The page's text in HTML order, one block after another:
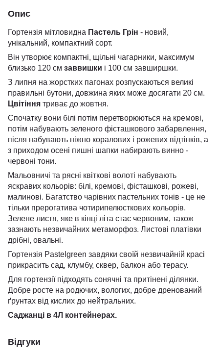
Опис
Гортензія мітловидна Пастель Грін - новий,
унікальний, компактний сорт.
Він утворює компактні, щільні чагарники, максимум
близько 120 см заввишки і 100 см завширшки.
З липня на жорстких пагонах розпускаються великі
правильні бутони, довжина яких може досягати 20 см.
Цвітіння триває до жовтня.
Спочатку вони білі потім перетворюються на кремові,
потім набувають зеленого фісташкового забарвлення,
після набувають ніжно коралових і рожевих відтінків, а
з приходом осені пишні шапки набирають винно -
червоні тони.
Мальовничі та рясні квіткові волоті набувають
яскравих кольорів: білі, кремові, фісташкові, рожеві,
малинові. Багатство чарівних пастельних тонів - це не
тільки прерогатива чотирипелюсткових кольорів.
Зелене листя, яке в кінці літа стає червоним, також
зазнають незвичайних метаморфоз. Листові платівки
дрібні, овальні.
Гортензія Pastelgreen завдяки своїй незвичайній красі
прикрасить сад, клумбу, сквер, балкон або терасу.
Для гортензії підходять сонячні та притінені ділянки.
Добре росте на родючих, вологих, добре дренований
ґрунтах від кислих до нейтральних.
Саджанці в 4Л контейнерах.
Відгуки